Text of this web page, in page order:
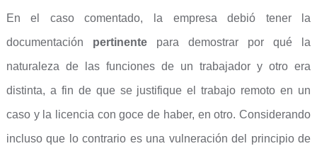
En el caso comentado, la empresa debió tener la
documentación pertinente para demostrar por qué la
naturaleza de las funciones de un trabajador y otro era
distinta, a fin de que se justifique el trabajo remoto en un
caso y la licencia con goce de haber, en otro. Considerando
incluso que lo contrario es una vulneración del principio de